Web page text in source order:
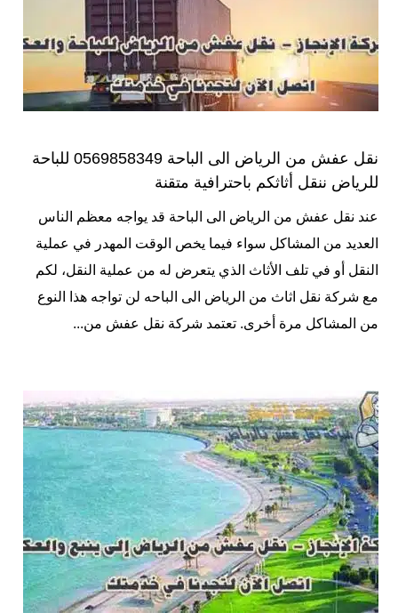
نقل عفش من الرياض الى الباحة 0569858349 للباحة
للرياض ننقل أثاثكم باحترافية متقنة
عند نقل عفش من الرياض الى الباحة قد يواجه معظم الناس
العديد من المشاكل سواء فيما يخص الوقت المهدر في عملية
النقل أو في تلف الأثاث الذي يتعرض له من عملية النقل، لكم
مع شركة نقل اثاث من الرياض الى الباحه لن تواجه هذا النوع
من المشاكل مرة أخرى. تعتمد شركة نقل عفش من...